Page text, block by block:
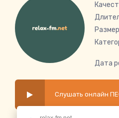
Дата
Слушать онлайн